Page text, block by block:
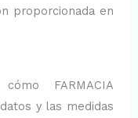
proporcionada en
FARMACIA
y las medidas